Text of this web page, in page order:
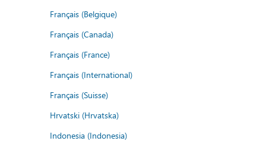
Français (Belgique)
Français (Canada)
Français (France)
Français (International)
Français (Suisse)
Hrvatski (Hrvatska)
Indonesia (Indonesia)